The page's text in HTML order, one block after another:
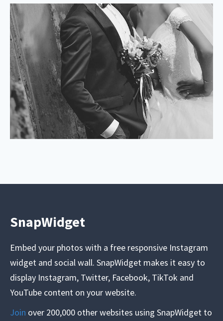
SnapWidget
Embed your photos with a free responsive Instagram
widget and social wall. SnapWidget makes it easy to
display Instagram, Twitter, Facebook, TikTok and
YouTube content on your website.
Join over 200,000 other websites using SnapWidget to